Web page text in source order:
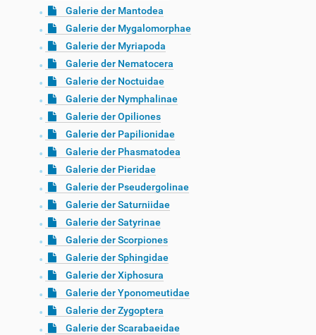
Galerie der Mantodea
Galerie der Mygalomorphae
Galerie der Myriapoda
Galerie der Nematocera
Galerie der Noctuidae
Galerie der Nymphalinae
Galerie der Opiliones
Galerie der Papilionidae
Galerie der Phasmatodea
Galerie der Pieridae
Galerie der Pseudergolinae
Galerie der Saturniidae
Galerie der Satyrinae
Galerie der Scorpiones
Galerie der Sphingidae
Galerie der Xiphosura
Galerie der Yponomeutidae
Galerie der Zygoptera
Galerie der Scarabaeidae